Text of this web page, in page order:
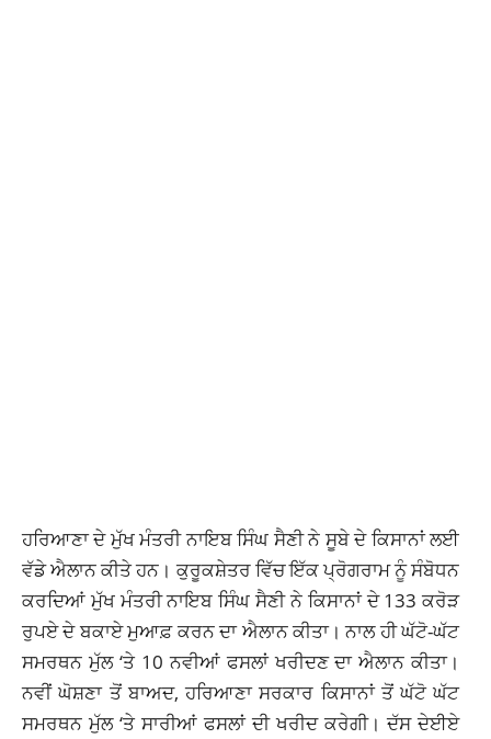
ਹਰਿਆਣਾ ਦੇ ਮੁੱਖ ਮੰਤਰੀ ਨਾਇਬ ਸਿੰਘ ਸੈਣੀ ਨੇ ਸੂਬੇ ਦੇ ਕਿਸਾਨਾਂ ਲਈ
ਵੱਡੇ ਐਲਾਨ ਕੀਤੇ ਹਨ। ਕੁਰੂਕਸ਼ੇਤਰ ਵਿੱਚ ਇੱਕ ਪ੍ਰੋਗਰਾਮ ਨੂੰ ਸੰਬੋਧਨ
ਕਰਦਿਆਂ ਮੁੱਖ ਮੰਤਰੀ ਨਾਇਬ ਸਿੰਘ ਸੈਣੀ ਨੇ ਕਿਸਾਨਾਂ ਦੇ 133 ਕਰੋੜ
ਰੁਪਏ ਦੇ ਬਕਾਏ ਮੁਆਫ਼ ਕਰਨ ਦਾ ਐਲਾਨ ਕੀਤਾ। ਨਾਲ ਹੀ ਘੱਟੋ-ਘੱਟ
ਸਮਰਥਨ ਮੁੱਲ ‘ਤੇ 10 ਨਵੀਆਂ ਫਸਲਾਂ ਖਰੀਦਣ ਦਾ ਐਲਾਨ ਕੀਤਾ।
ਨਵੀਂ ਘੋਸ਼ਣਾ ਤੋਂ ਬਾਅਦ, ਹਰਿਆਣਾ ਸਰਕਾਰ ਕਿਸਾਨਾਂ ਤੋਂ ਘੱਟੋ ਘੱਟ
ਸਮਰਥਨ ਮੁੱਲ ‘ਤੇ ਸਾਰੀਆਂ ਫਸਲਾਂ ਦੀ ਖਰੀਦ ਕਰੇਗੀ। ਦੱਸ ਦੇਈਏ